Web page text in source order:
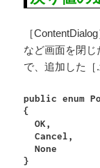
［
など画面を閉
で、追加した［
public enum
{
  OK,
  Cancel,
  None
}